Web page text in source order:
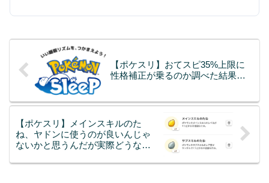
【ポケスリ】おてスピ35%上限に
性格補正が乗るのか調べた結果…
【ポケスリ】メインスキルのた
ね、ヤドンに使うのが良いんじゃ
ないかと思うんだが実際どうなん